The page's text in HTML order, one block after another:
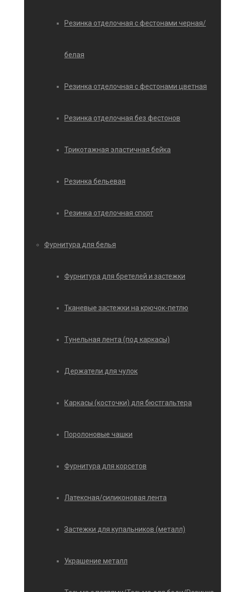
Резинка отделочная с фестонами черная/
белая
Резинка отделочная с фестонами цветная
Резинка отделочная без фестонов
Трикотажная эластичная бейка
Резинка бельевая
Резинка отделочная спорт
Фурнитура для белья
Фурнитура для бретелей и застежки
Тканевые застежки на крючок-петлю
Тунельная лента (под каркасы)
Держатели для чулок
Каркасы (косточки) для бюстгальтера
Поролоновые чашки
Фурнитура для корсетов
Латексная/силиконовая лента
Застежки для купальников (металл)
Украшение металл